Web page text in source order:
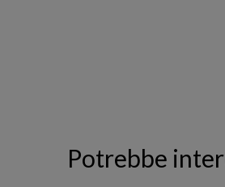
Potrebbe